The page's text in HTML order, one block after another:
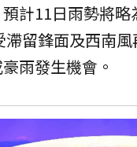
計11日雨勢將
留鋒面及西南
雨發生機會。